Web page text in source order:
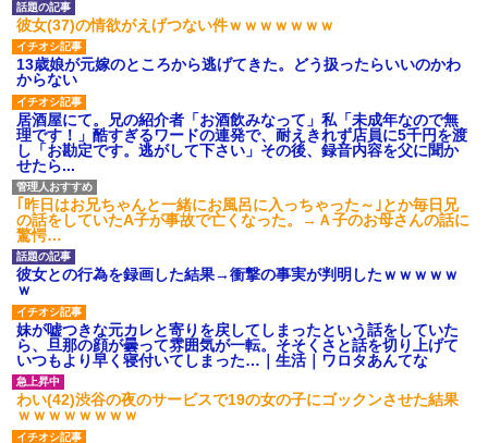
【衝撃】報酬100万円超の治験
募集がこちらｗｗｗｗｗ(※画像
あり)
【ネット騒然】惨殺されたタ
ワマン頂き女子のこの動画、す
げえええええｗｗｗｗｗｗｗｗ
ｗｗｗ
【愕然】白のクラウン俺氏、
高速道路左車線を制限速度で走
った結果wwwwwwwwwwww
百年の恋12-899 食べた量を
張り合ってくる
【悲報】佐藤輝明・・・２軍
でも盛大にやらかす←あまり悲
しませないでくれ
彼女(37)の情欲がえげつない件ｗｗｗｗｗｗｗ
13歳娘が元嫁のところから逃げてきた。どう扱ったらいいのかわ
からない
居酒屋にて。兄の紹介者「お酒飲みなって」私「未成年なので無
理です！」酷すぎるワードの連発で、耐えきれず店員に5千円を渡
し「お勘定です。逃がして下さい」その後、録音内容を父に聞か
せたら...
｢昨日はお兄ちゃんと一緒にお風呂に入っちゃった～｣とか毎日兄
の話をしていたA子が事故で亡くなった。→Ａ子のお母さんの話に
驚愕…
彼女との行為を録画した結果→衝撃の事実が判明したｗｗｗｗｗ
ｗ
妹が嘘つきな元カレと寄りを戻してしまったという話をしていた
ら、旦那の顔が曇って雰囲気が一転。そそくさと話を切り上げて
いつもより早く寝付いてしまった…｜生活｜ワロタあんてな
わい(42)渋谷の夜のサービスで19の女の子にゴックンさせた結果
ｗｗｗｗｗｗｗｗ